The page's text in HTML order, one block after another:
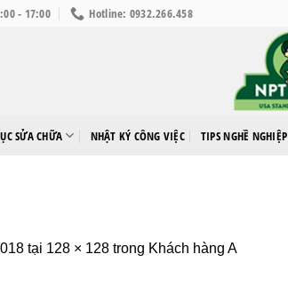
- 17:00 Hotline: 0932.266.458
SỬA CHỮA NHẬT KÝ CÔNG VIỆC TIPS NGHỀ NGHIỆP
tại 128 × 128 trong Khách hàng A